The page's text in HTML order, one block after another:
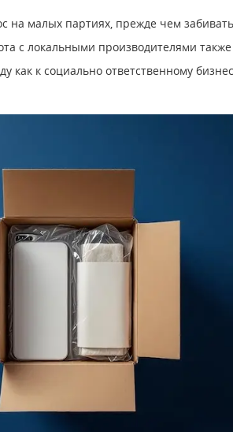
малых партиях, прежде чем
с локальными производителями
как к социально ответственному